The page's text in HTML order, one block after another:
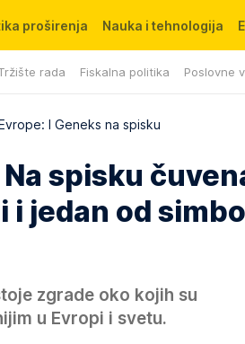
rada Fiskalna politika Poslovne
proširenja Nauka i tehnologija
I Geneks na spisku
spisku
jedan od
zgrade oko kojih su
u Evropi i svetu.